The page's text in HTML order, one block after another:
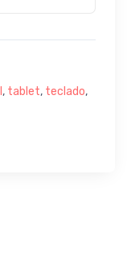
, tablet, teclado,